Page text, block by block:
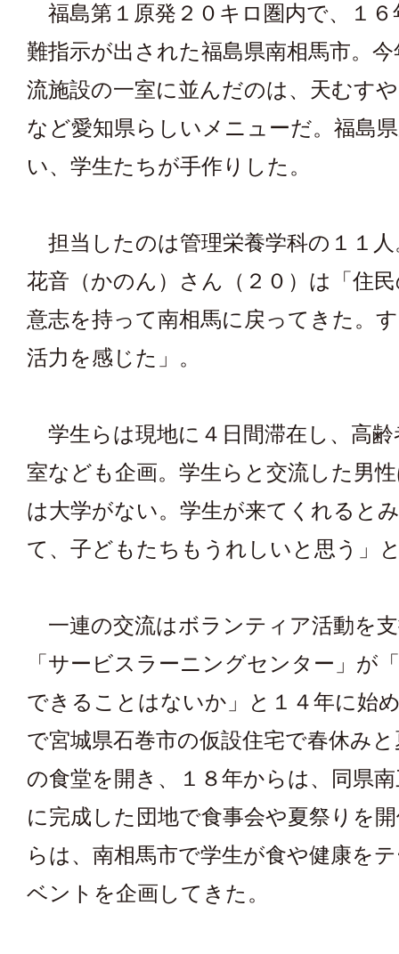
福島第１原発２０キロ圏内で、１６
難指示が出された福島県南相馬市。
流施設の一室に並んだのは、天むす
など愛知県らしいメニューだ。福島
い、学生たちが手作りした。
担当したのは管理栄養学科の１１人
花音（かのん）さん（２０）は「住
意志を持って南相馬に戻ってきた。
活力を感じた」。
学生らは現地に４日間滞在し、高齢
室なども企画。学生らと交流した男
は大学がない。学生が来てくれると
て、子どもたちもうれしいと思う」
一連の交流はボランティア活動を
「サービスラーニングセンター」が
できることはないか」と１４年に始
で宮城県石巻市の仮設住宅で春休み
の食堂を開き、１８年からは、同県
に完成した団地で食事会や夏祭りを
らは、南相馬市で学生が食や健康を
ベントを企画してきた。